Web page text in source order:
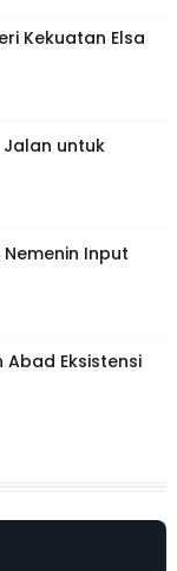
Kekuatan Elsa
Jalan untuk
Input
Eksistensi